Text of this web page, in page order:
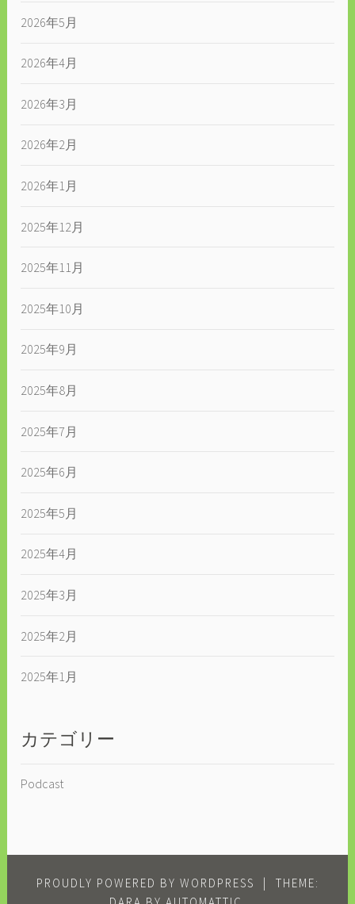
2026年5月
2026年4月
2026年3月
2026年2月
2026年1月
2025年12月
2025年11月
2025年10月
2025年9月
2025年8月
2025年7月
2025年6月
2025年5月
2025年4月
2025年3月
2025年2月
2025年1月
カテゴリー
Podcast
PROUDLY POWERED BY WORDPRESS
THEME: